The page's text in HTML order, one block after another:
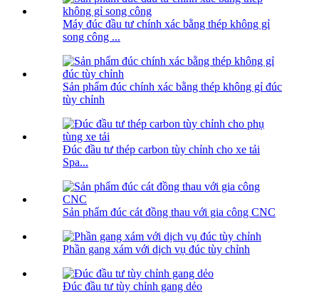
Máy đúc đầu tư chính xác bằng thép không gỉ
song công ...
Sản phẩm đúc chính xác bằng thép không gỉ đúc
tùy chỉnh
Đúc đầu tư thép carbon tùy chỉnh cho xe tải
Spa...
Sản phẩm đúc cát đồng thau với gia công CNC
Phần gang xám với dịch vụ đúc tùy chỉnh
Đúc đầu tư tùy chỉnh gang dẻo